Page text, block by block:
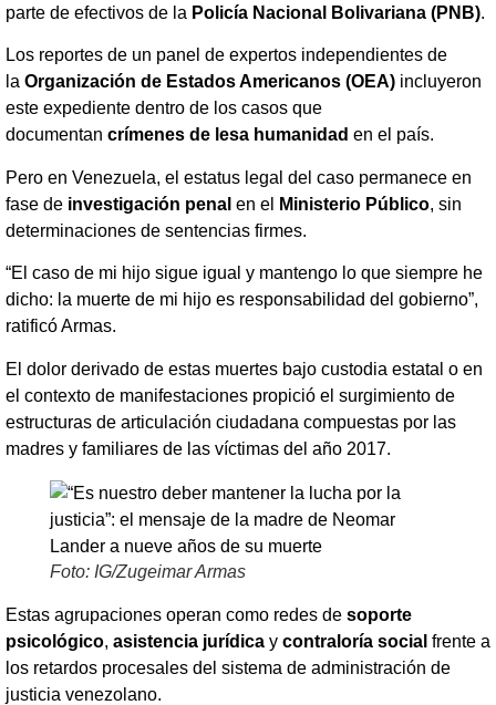
parte de efectivos de la Policía Nacional Bolivariana (PNB).
Los reportes de un panel de expertos independientes de
la Organización de Estados Americanos (OEA) incluyeron
este expediente dentro de los casos que
documentan crímenes de lesa humanidad en el país.
Pero en Venezuela, el estatus legal del caso permanece en
fase de investigación penal en el Ministerio Público, sin
determinaciones de sentencias firmes.
“El caso de mi hijo sigue igual y mantengo lo que siempre he
dicho: la muerte de mi hijo es responsabilidad del gobierno”,
ratificó Armas.
El dolor derivado de estas muertes bajo custodia estatal o en
el contexto de manifestaciones propició el surgimiento de
estructuras de articulación ciudadana compuestas por las
madres y familiares de las víctimas del año 2017.
Foto: IG/Zugeimar Armas
Estas agrupaciones operan como redes de soporte
psicológico, asistencia jurídica y contraloría social frente a
los retardos procesales del sistema de administración de
justicia venezolano.